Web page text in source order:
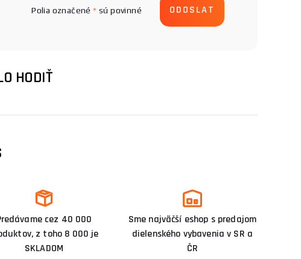
Polia označené* sú povinné
HODIŤ
cez 40 000
z toho 8 000 je
SKLADOM
Sme najväčší eshop s predajom
dielenského vybavenia v SR a
ČR